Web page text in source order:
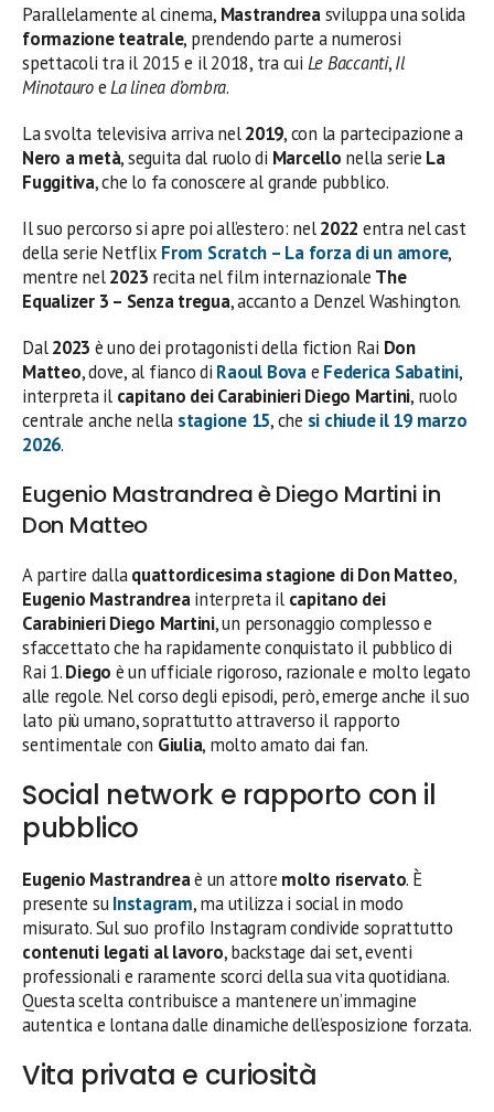
Parallelamente al cinema, Mastrandreasviluppa una solida
formazione teatrale, prendendo parte a numerosi
spettacoli tra il 2015 e il 2018, tra cui Le Baccanti,Il
MinotauroeLa linea d’ombra.
La svolta televisiva arriva nel2019, con la partecipazione a
Nero a metà, seguita dal ruolo di Marcello nella serie La
Fuggitiva, che lo fa conoscere al grande pubblico.
Il suo percorso si apre poi all’estero: nel2022 entra nel cast
della serie Netflix From Scratch – La forza di un amore,
mentre nel2023 recita nel film internazionale The
Equalizer 3 – Senza tregua, accanto a Denzel Washington.
Dal2023 è uno dei protagonisti della fiction Rai Don
Matteo, dove, al fianco di Raoul Bovae Federica Sabatini,
interpreta il capitano dei Carabinieri Diego Martini, ruolo
centrale anche nella stagione 15, che si chiude il 19 marzo
2026.
Eugenio Mastrandrea è Diego Martini in
Don Matteo
A partire dallaquattordicesima stagione di Don Matteo,
Eugenio Mastrandreainterpreta il capitano dei
Carabinieri Diego Martini, un personaggio complesso e
sfaccettato che ha rapidamente conquistato il pubblico di
Rai 1.Diego è un ufficiale rigoroso, razionale e molto legato
alle regole. Nel corso degli episodi, però, emerge anche il suo
lato più umano, soprattutto attraverso il rapporto
sentimentale con Giulia, molto amato dai fan.
Social network e rapporto con il
pubblico
Eugenio Mastrandreaè un attore molto riservato. È
presente suInstagram, ma utilizza i social in modo
misurato. Sul suo profilo Instagram condivide soprattutto
contenuti legati al lavoro, backstage dai set, eventi
professionali e raramente scorci della sua vita quotidiana.
Questa scelta contribuisce a mantenere un’immagine
autentica e lontana dalle dinamiche dell’esposizione forzata.
Vita privata e curiosità